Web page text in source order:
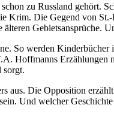
zu Russland gehört.
Krim. Die Gegend von
Gebietsansprüche.
So werden Kinderbücher
Hoffmanns Erzählungen
sorgt.
aus. Die Opposition
Und welcher